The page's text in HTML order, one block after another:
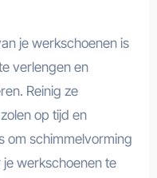
je werkschoenen is
verlengen en
Reinig ze
op tijd en
om schimmelvorming
werkschoenen te